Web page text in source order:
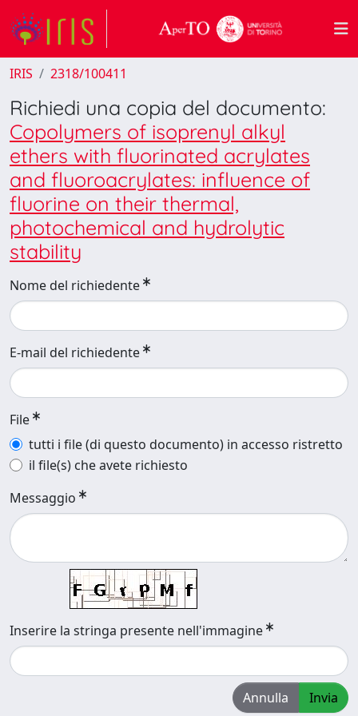
IRIS 2318/100411
Richiedi una copia del documento:
Copolymers of isoprenyl alkyl
ethers with fluorinated acrylates
and fluoroacrylates: influence of
fluorine on their thermal,
photochemical and hydrolytic
stability
Nome del richiedente
E-mail del richiedente
File
tutti i file (di questo documento) in accesso ristretto
il file(s) che avete richiesto
Messaggio
Inserire la stringa presente nell'immagine
Annulla Invia